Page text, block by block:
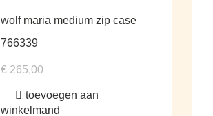
wolf maria medium zip case
766339
€ 265,00
toevoegen aan
winkelmand